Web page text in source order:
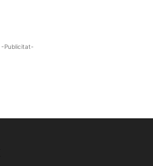
-Publicitat-